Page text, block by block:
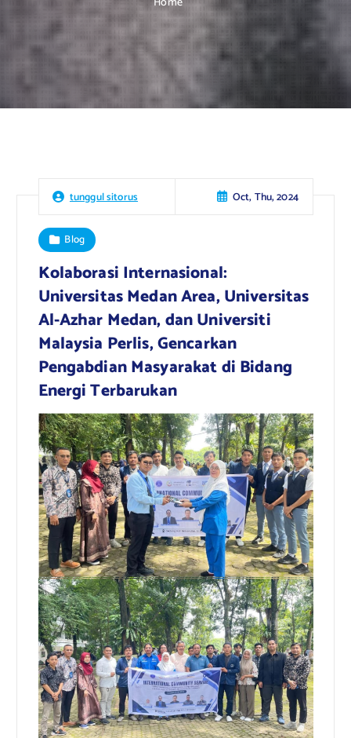
tunggul sitorus Oct, Thu, 2024
Blog
Kolaborasi Internasional:
Universitas Medan Area, Universitas
Al-Azhar Medan, dan Universiti
Malaysia Perlis, Gencarkan
Pengabdian Masyarakat di Bidang
Energi Terbarukan